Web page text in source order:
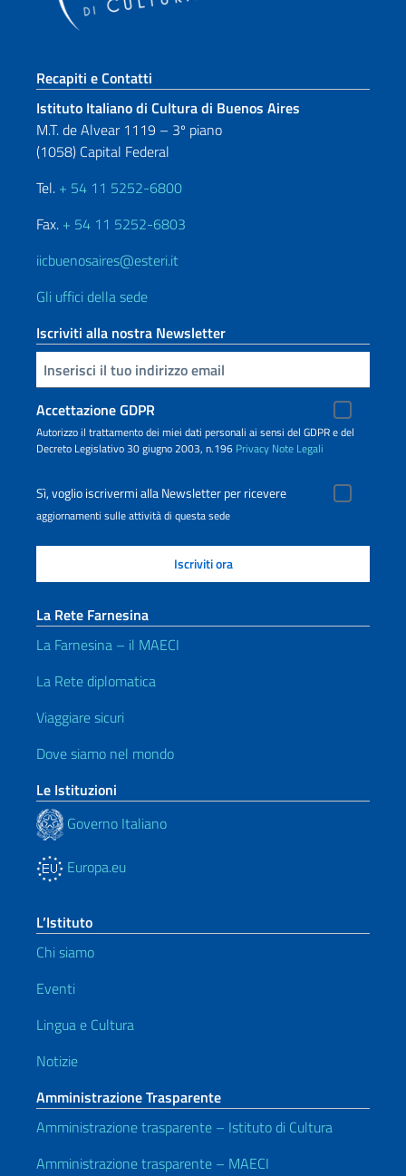
Sezione footer
Recapiti e Contatti
Istituto Italiano di Cultura di Buenos Aires
M.T. de Alvear 1119 – 3º piano
(1058) Capital Federal
Tel. + 54 11 5252-6800
Fax. + 54 11 5252-6803
iicbuenosaires@esteri.it
Gli uffici della sede
Iscriviti alla nostra Newsletter
Inserisci la tua email
Accettazione GDPR
Autorizzo il trattamento dei miei dati personali ai sensi del GDPR e del
Decreto Legislativo 30 giugno 2003, n.196 Privacy Note Legali
Sì, voglio iscrivermi alla Newsletter per ricevere
aggiornamenti sulle attività di questa sede
La Rete Farnesina
La Farnesina – il MAECI
La Rete diplomatica
Viaggiare sicuri
Dove siamo nel mondo
Le Istituzioni
Governo Italiano
Europa.eu
L’Istituto
Chi siamo
Eventi
Lingua e Cultura
Notizie
Amministrazione Trasparente
Amministrazione trasparente – Istituto di Cultura
Amministrazione trasparente – MAECI